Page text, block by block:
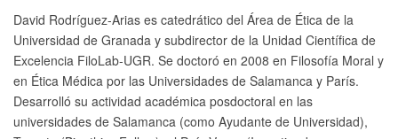
David Rodríguez-Arias es catedrático del Área de Ética de la
Universidad de Granada y subdirector de la Unidad Científica de
Excelencia FiloLab-UGR. Se doctoró en 2008 en Filosofía Moral y
en Ética Médica por las Universidades de Salamanca y París.
Desarrolló su actividad académica posdoctoral en las
universidades de Salamanca (como Ayudante de Universidad),